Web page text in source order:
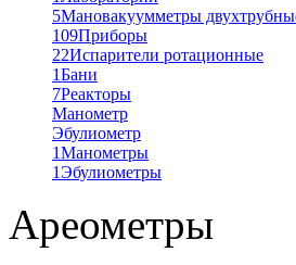
5Мановакуумметры
109Приборы
22Испарители ротационные
1Бани
7Реакторы
Манометр
Эбулиометр
1Манометры
1Эбулиометры
Ареометры